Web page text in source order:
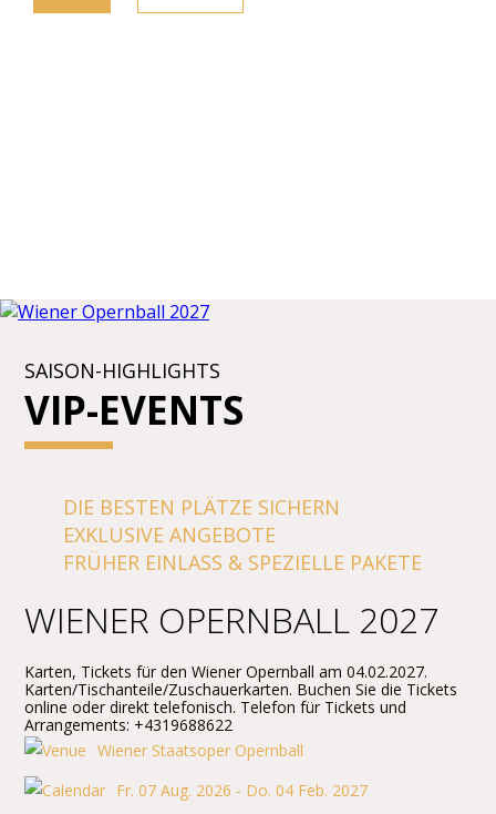
SAISON-HIGHLIGHTS
VIP-EVENTS
DIE BESTEN PLÄTZE SICHERN
EXKLUSIVE ANGEBOTE
FRÜHER EINLASS & SPEZIELLE PAKETE
WIENER OPERNBALL 2027
Karten, Tickets für den Wiener Opernball am 04.02.2027.
Karten/Tischanteile/Zuschauerkarten. Buchen Sie die Tickets
online oder direkt telefonisch. Telefon für Tickets und
Arrangements: +4319688622
Wiener Staatsoper Opernball
Fr. 07 Aug. 2026 - Do. 04 Feb. 2027